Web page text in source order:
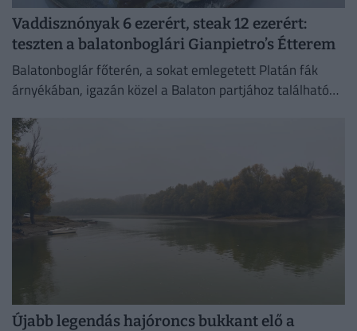
Vaddisznónyak 6 ezerért, steak 12 ezerért:
teszten a balatonboglári Gianpietro’s Étterem
Balatonboglár főterén, a sokat emlegetett Platán fák
árnyékában, igazán közel a Balaton partjához található
Újabb legendás hajóroncs bukkant elő a